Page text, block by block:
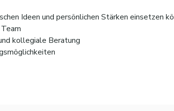
Ideen und persönlichen Stärken einsetzen
kollegiale Beratung